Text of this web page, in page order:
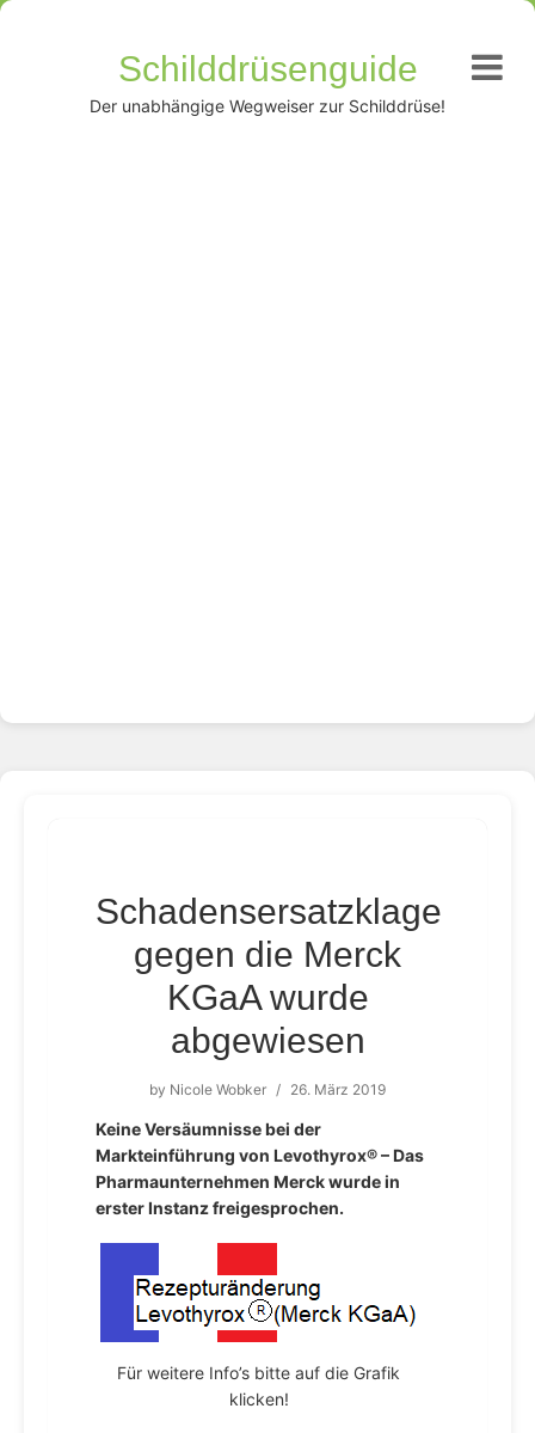
Schilddrüsenguide
Der unabhängige Wegweiser zur Schilddrüse!
Schadensersatzklage
gegen die Merck
KGaA wurde
abgewiesen
by Nicole Wobker / 26. März 2019
Keine Versäumnisse bei der
Markteinführung von Levothyrox® – Das
Pharmaunternehmen Merck wurde in
erster Instanz freigesprochen.
Für weitere Info’s bitte auf die Grafik
klicken!